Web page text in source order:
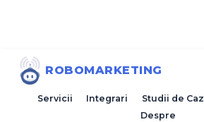
ROBOMARKETING
Servicii Integrari Studii de Caz
Despre